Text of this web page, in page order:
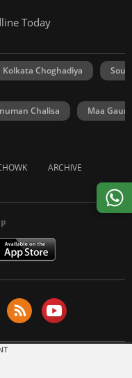
Today
Kolkata Choghadiya
Chalisa Maa Gauri
ARCHIVE